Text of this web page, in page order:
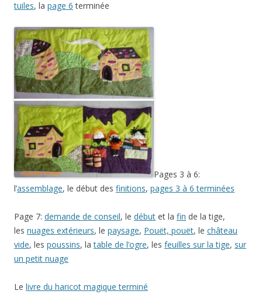
tuiles, la page 6 terminée
Pages 3 à 6:
l’assemblage, le début des finitions, pages 3 à 6 terminées
Page 7: demande de conseil, le début et la fin de la tige,
les nuages extérieurs, le paysage, Pouët, pouët, le château
vide, les poussins, latable de l’ogre, les feuilles sur la tige, sur
un petit nuage
Le livre du haricot magique terminé